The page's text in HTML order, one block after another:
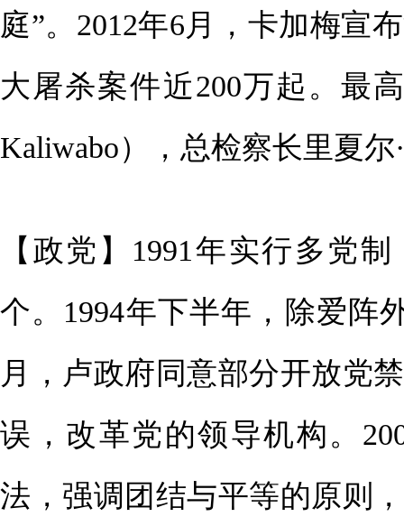
庭”。2012年6月，卡加梅宣
大屠杀案件近200万起。最
Kaliwabo），总检察长里夏尔
【政党】1991年实行多党
个。1994年下半年，除爱阵
月，卢政府同意部分开放党
误，改革党的领导机构。
法，强调团结与平等的原则